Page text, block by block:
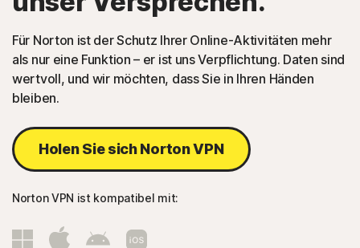
Kostenlos testen
Schweiz
Für Norton ist der Schutz Ihrer Online-Aktivitäten mehr
als nur eine Funktion – er ist uns Verpflichtung. Daten sind
wertvoll, und wir möchten, dass Sie in Ihren Händen
bleiben.
Holen Sie sich Norton VPN
Norton VPN ist kompatibel mit: